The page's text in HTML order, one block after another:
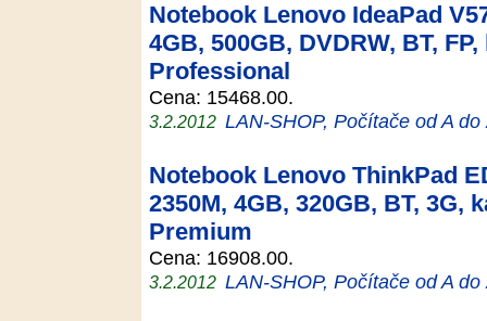
Notebook Lenovo IdeaPad
4GB, 500GB, DVDRW, BT,
Professional
Cena: 15468.00.
3.2.2012 LAN-SHOP, Počítače od A do
Notebook Lenovo ThinkPad
2350M, 4GB, 320GB, BT, 3G,
Premium
Cena: 16908.00.
3.2.2012 LAN-SHOP, Počítače od A do